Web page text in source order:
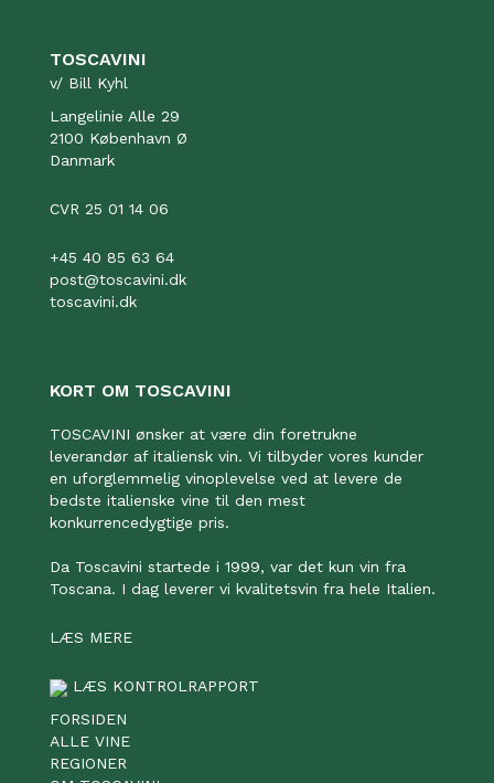
TOSCAVINI
v/ Bill Kyhl
Langelinie Alle 29
2100 København Ø
Danmark
CVR 25 01 14 06
+45 40 85 63 64
post@toscavini.dk
toscavini.dk
KORT OM TOSCAVINI
TOSCAVINI ønsker at være din foretrukne
leverandør af italiensk vin. Vi tilbyder vores kunder
en uforglemmelig vinoplevelse ved at levere de
bedste italienske vine til den mest
konkurrencedygtige pris.
Da Toscavini startede i 1999, var det kun vin fra
Toscana. I dag leverer vi kvalitetsvin fra hele Italien.
LÆS MERE
LÆS KONTROLRAPPORT
FORSIDEN
ALLE VINE
REGIONER